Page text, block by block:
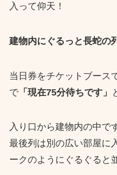
入って仰天！
建物内にぐるっと長蛇の
当日券をチケットブース
で「現在75分待ちです」
入り口から建物内の中で
最後列は別の広い部屋に
ークのようにぐるぐると